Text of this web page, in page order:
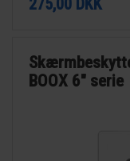
BOOX 6" serie